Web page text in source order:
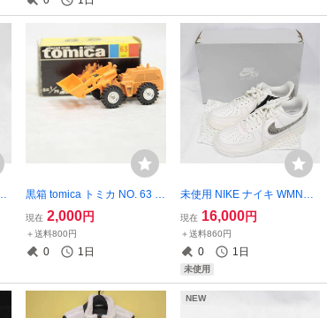
黒箱 tomica トミカ NO. 63 古
河 ホィールローダ FL140 1/7
9 TOMY FURUKAWA WHEE
L LOADER JAPAN 2507-N0
014M(NT)
現在 2,000円
＋送料800円
0 1日
未使用 NIKE ナイキ WMNS A
IR FORCE 1 '07 エアフォー
ス1 DD8959-002 28cm ファ
ントム パイソン 蛇 スニーカ
ー 現状品 2511-K0147M(NT)
現在 16,000円
＋送料860円
0 1日
未使用
NEW